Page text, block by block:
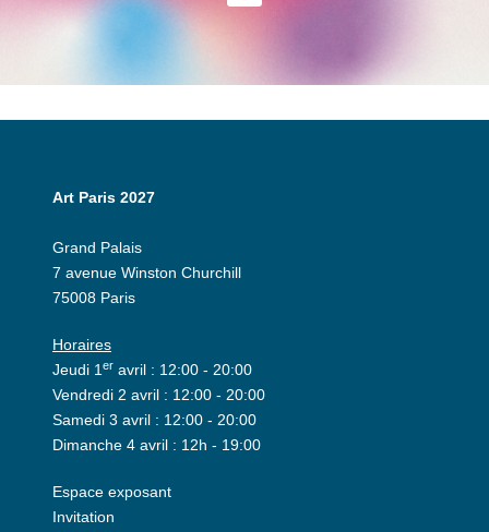
Art Paris 2027
Grand Palais
7 avenue Winston Churchill
75008 Paris
Horaires
Jeudi 1er avril : 12:00 - 20:00
Vendredi 2 avril : 12:00 - 20:00
Samedi 3 avril : 12:00 - 20:00
Dimanche 4 avril : 12h - 19:00
Espace exposant
Invitation